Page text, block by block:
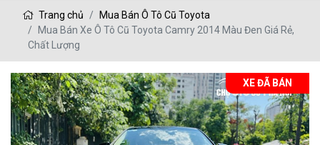
Trang chủ
Mua Bán Ô Tô Cũ Toyota
Mua Bán Xe Ô Tô Cũ Toyota Camry 2014 Màu Đen Giá Rẻ,
Chất Lượng
XE ĐÃ BÁN